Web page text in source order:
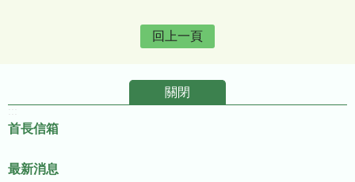
回上一頁
關閉
首長信箱
最新消息